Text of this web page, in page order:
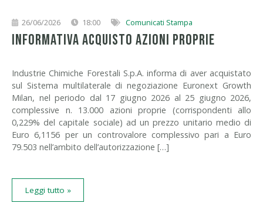
26/06/2026 18:00 Comunicati Stampa
INFORMATIVA ACQUISTO AZIONI PROPRIE
Industrie Chimiche Forestali S.p.A. informa di aver acquistato
sul Sistema multilaterale di negoziazione Euronext Growth
Milan, nel periodo dal 17 giugno 2026 al 25 giugno 2026,
complessive n. 13.000 azioni proprie (corrispondenti allo
0,229% del capitale sociale) ad un prezzo unitario medio di
Euro 6,1156 per un controvalore complessivo pari a Euro
79.503 nell’ambito dell’autorizzazione […]
Leggi tutto »